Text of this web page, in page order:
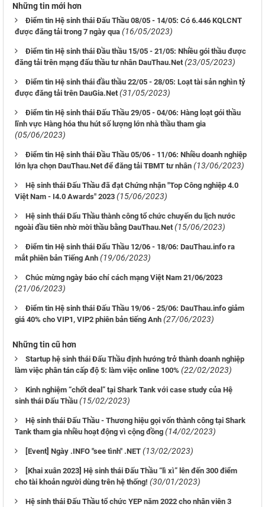
Những tin mới hơn
Điểm tin Hệ sinh thái Đấu Thầu 08/05 - 14/05: Có 6.446 KQLCNT
được đăng tải trong 7 ngày qua (16/05/2023)
Điểm tin Hệ sinh thái Đầu thầu 15/05 - 21/05: Nhiều gói thầu được
đăng tải trên mạng đấu thầu tư nhân DauThau.Net (23/05/2023)
Điểm tin Hệ sinh thái đầu thầu 22/05 - 28/05: Loạt tài sản nghìn tỷ
được đăng tải trên DauGia.Net (31/05/2023)
Điểm tin Hệ sinh thái Đấu Thầu 29/05 - 04/06: Hàng loạt gói thầu
lĩnh vực Hàng hóa thu hút số lượng lớn nhà thầu tham gia
(05/06/2023)
Điểm tin Hệ sinh thái Đầu Thầu 05/06 - 11/06: Nhiều doanh nghiệp
lớn lựa chọn DauThau.Net để đăng tải TBMT tư nhân (13/06/2023)
Hệ sinh thái Đấu Thầu đã đạt Chứng nhận "Top Công nghiệp 4.0
Việt Nam - I4.0 Awards" 2023 (15/06/2023)
Hệ sinh thái Đấu Thầu thành công tổ chức chuyến du lịch nước
ngoài đầu tiên nhờ mời thầu bằng DauThau.Net (15/06/2023)
Điểm tin Hệ sinh thái Đấu Thầu 12/06 - 18/06: DauThau.info ra
mắt phiên bản Tiếng Anh (19/06/2023)
Chúc mừng ngày báo chí cách mạng Việt Nam 21/06/2023
(21/06/2023)
Điểm tin Hệ sinh thái Đấu Thầu 19/06 - 25/06: DauThau.info giảm
giá 40% cho VIP1, VIP2 phiên bản tiếng Anh (27/06/2023)
Những tin cũ hơn
Startup hệ sinh thái Đấu Thầu định hướng trở thành doanh nghiệp
làm việc phân tán cấp độ 5: làm việc online 100% (22/02/2023)
Kinh nghiệm “chốt deal” tại Shark Tank với case study của Hệ
sinh thái Đấu Thầu (15/02/2023)
Hệ sinh thái Đấu Thầu - Thương hiệu gọi vốn thành công tại Shark
Tank tham gia nhiều hoạt động vì cộng đồng (14/02/2023)
[Event] Ngày .INFO "see tình" .NET (13/02/2023)
[Khai xuân 2023] Hệ sinh thái Đấu Thầu “lì xì” lên đến 300 điểm
cho tài khoản người dùng trên hệ thống! (30/01/2023)
Hệ sinh thái Đấu Thầu tổ chức YEP năm 2022 cho nhân viên 3